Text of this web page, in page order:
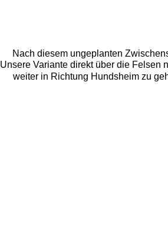
Nach diesem ungeplanten
Unsere Variante direkt über die Felsen
weiter in Richtung Hundsheim zu